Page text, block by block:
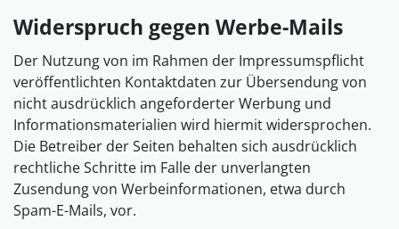
Widerspruch gegen Werbe-Mails
Der Nutzung von im Rahmen der Impressumspflicht
veröffentlichten Kontaktdaten zur Übersendung von
nicht ausdrücklich angeforderter Werbung und
Informationsmaterialien wird hiermit widersprochen.
Die Betreiber der Seiten behalten sich ausdrücklich
rechtliche Schritte im Falle der unverlangten
Zusendung von Werbeinformationen, etwa durch
Spam-E-Mails, vor.